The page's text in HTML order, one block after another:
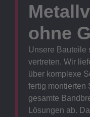
ohne
Unsere Bauteile
vertreten. Wir
über komplexe
fertig montierten
gesamte
Lösungen ab.